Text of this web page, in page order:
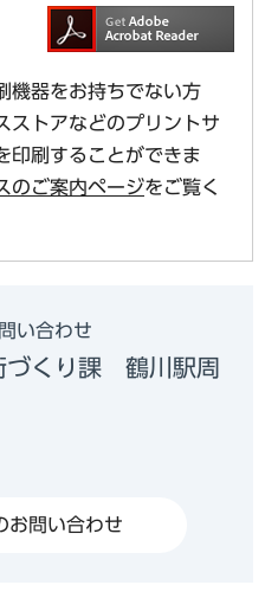
機器をお持ちでない方
ストアなどのプリントサ
印刷することができま
のご案内ページをご覧く
い合わせ
くり課 鶴川駅周
お問い合わせ